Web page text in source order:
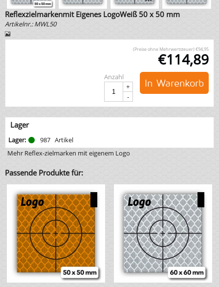
Reflexzielmarkenmit Eigenes LogoWeiß 50 x 50 mm
Artikelnr.: MWL50
(Preise ohne Mehrwertsteuer)€94,95
€114,89
Anzahl
+
-
In Warenkorb
Lager
Lager: 987 Artikel
Mehr Reflex-zielmarken mit eigenem Logo
Passende Produkte für: